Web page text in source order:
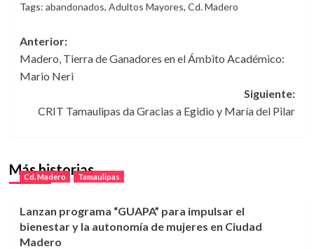
Tags: abandonados, Adultos Mayores, Cd. Madero
Navegación
de
entradas
Anterior:
Madero, Tierra de Ganadores en el Ámbito Académico:
Mario Neri
Siguiente:
CRIT Tamaulipas da Gracias a Egidio y María del Pilar
Más historias
Cd. Madero Tamaulipas
Lanzan programa “GUAPA” para impulsar el
bienestar y la autonomía de mujeres en Ciudad
Madero